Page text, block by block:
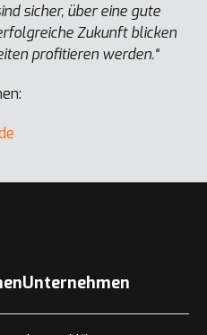
sicher, über eine gute
Zukunft blicken
profitieren werden.“
Unternehmen